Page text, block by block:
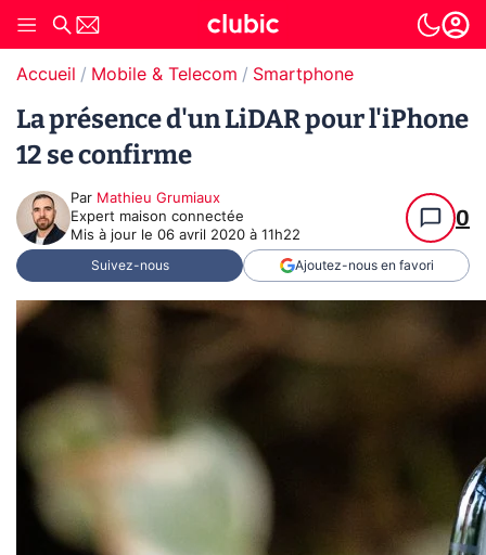
Accueil Mobile & Telecom Smartphone
La présence d'un LiDAR pour l'iPhone
12 se confirme
Par Mathieu Grumiaux
Expert maison connectée
Mis à jour le 06 avril 2020 à 11h22
0
Suivez-nous Ajoutez-nous en favori